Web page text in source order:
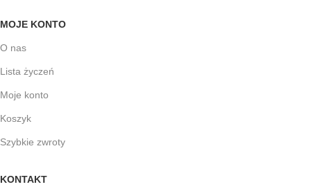
MOJE KONTO
O nas
Lista życzeń
Moje konto
Koszyk
Szybkie zwroty
KONTAKT